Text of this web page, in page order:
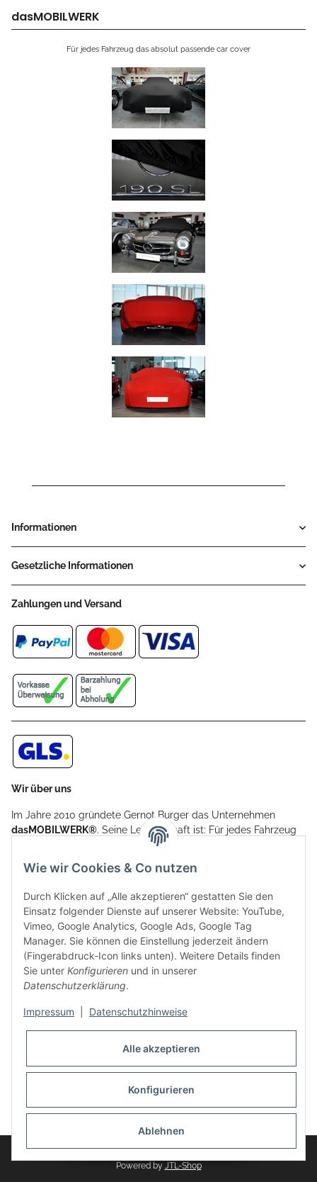
dasMOBILWERK
Für jedes Fahrzeug das absolut passende car cover
Informationen
Gesetzliche Informationen
Zahlungen und Versand
Wir über uns
Im Jahre 2010 gründete Gernot Burger das Unternehmen
dasMOBILWERK®. Seine Leidenschaft ist: Für jedes Fahrzeug
ein Car Cover anzubieten - passgenau und individuell.
weitere Produkte, wie Reifenschuhe, Hardtopständer hinzu.
sind mit hochwertigen Techniken und Materialien gefertigt.
dasMOBILWERK® ist seit der Gründung ein
Familienunternehmen, welches sich seit 2010 auf
Wachstumskurs befindet. Hier haben Sie zu den üblichen
Geschäftszeiten immer einen persönlichen Ansprechpartner,
sofern Sie Fragen rund um die Produkte von dasMOBILWERK
* Alle Preise inkl. gesetzlicher USt., zzgl.Versand
Powered by JTL-Shop
Wie wir Cookies & Co nutzen
Durch Klicken auf „Alle akzeptieren“ gestatten Sie den
Einsatz folgender Dienste auf unserer Website: YouTube,
Vimeo, Google Analytics, Google Ads, Google Tag
Manager. Sie können die Einstellung jederzeit ändern
(Fingerabdruck-Icon links unten). Weitere Details finden
Sie unter Konfigurieren und in unserer
Datenschutzerklärung.
Impressum Datenschutzhinweise
Alle akzeptieren
Konfigurieren
Ablehnen